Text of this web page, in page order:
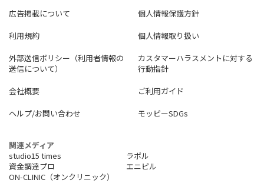
広告掲載について
個人情報保護方針
利用規約
個人情報取り扱い
外部送信ポリシー（利用者情報の
送信について）
カスタマーハラスメントに対する
行動指針
会社概要
ご利用ガイド
ヘルプ/お問い合わせ
モッピーSDGs
関連メディア
studio15 times
ラボル
資金調達プロ
エニピル
ON-CLINIC（オンクリニック）